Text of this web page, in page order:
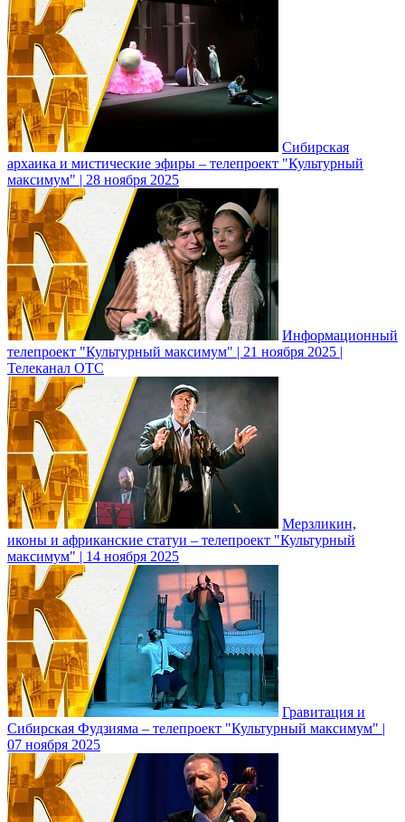
Сибирская
архаика и мистические эфиры – телепроект "Культурный
максимум" | 28 ноября 2025
Информационный
телепроект "Культурный максимум" | 21 ноября 2025 |
Телеканал ОТС
Мерзликин,
иконы и африканские статуи – телепроект "Культурный
максимум" | 14 ноября 2025
Гравитация и
Сибирская Фудзияма – телепроект "Культурный максимум" |
07 ноября 2025